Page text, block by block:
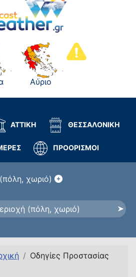
Αύριο
ΑΤΤΙΚΗ ΘΕΣΣΑΛΟΝΙΚΗ
ΠΡΟΟΡΙΣΜΟΙ
χωριό)
Οδηγίες Προστασίας